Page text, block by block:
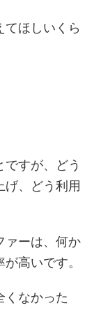
てほしいくら
すが、どう
げ、どう利用
ァーは、何か
高いです。
くなかった